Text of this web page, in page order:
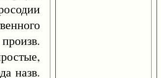
назв.